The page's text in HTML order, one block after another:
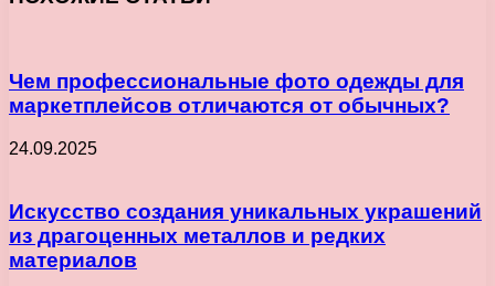
Чем профессиональные фото одежды для
маркетплейсов отличаются от обычных?
24.09.2025
Искусство создания уникальных украшений
из драгоценных металлов и редких
материалов